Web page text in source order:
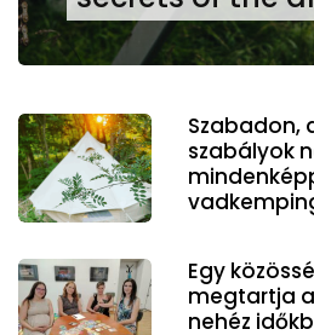
Szabadon,
szabályok
Egy
megtartja
nehéz